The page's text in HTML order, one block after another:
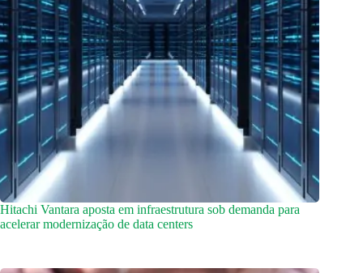
Hitachi Vantara aposta em infraestrutura sob demanda para
acelerar modernização de data centers